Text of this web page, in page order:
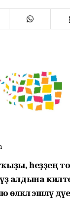
ҡыҙы, һеҙҙең
алдына
эшләү